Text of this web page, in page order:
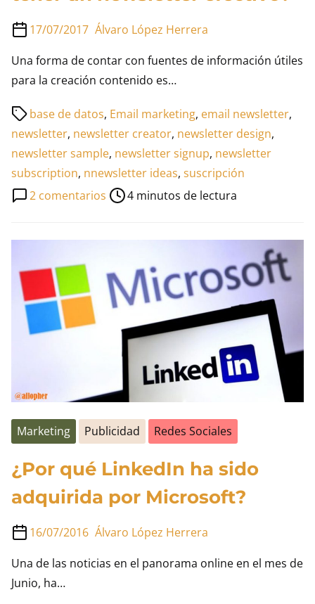
17/07/2017 Álvaro López Herrera
Una forma de contar con fuentes de información útiles
para la creación contenido es…
base de datos, Email marketing, email newsletter,
newsletter, newsletter creator, newsletter design,
newsletter sample, newsletter signup, newsletter
subscription, nnewsletter ideas, suscripción
2 comentarios en
tener
un
newsletter
efectivo?
Tiempo
de
lectura
de
la
4 minutos de lectura
Marketing Publicidad Redes Sociales
¿Por qué LinkedIn ha sido
adquirida por Microsoft?
16/07/2016 Álvaro López Herrera
Una de las noticias en el panorama online en el mes de
Junio, ha…